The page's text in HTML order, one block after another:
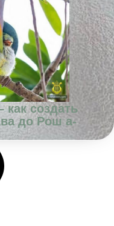
как создать
до Рош а-